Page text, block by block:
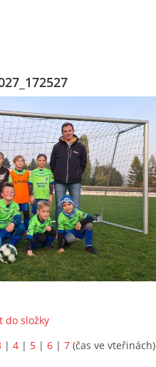
do složky
| 4 | 5 | 6 | 7 (čas ve vteřinách)